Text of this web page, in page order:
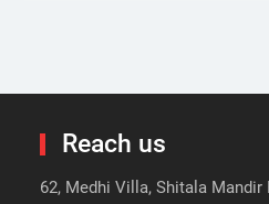
Reach us
62, Medhi Villa, Shitala Mandir